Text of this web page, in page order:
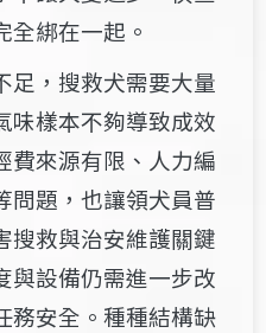
綁在一起。
足，搜救犬需要大量
味樣本不夠導致成效
費來源有限、人力編
問題，也讓領犬員普
搜救與治安維護關鍵
與設備仍需進一步改
務安全。種種結構缺